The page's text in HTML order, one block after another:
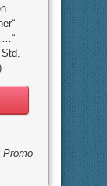
…“
Promo